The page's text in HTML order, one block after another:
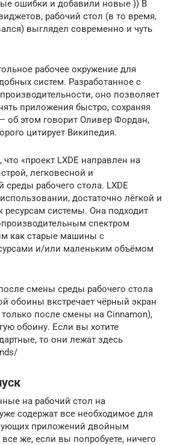
ошибки и добавили новые )) В
рабочий стол (в то время,
выглядел современно и чуть
рабочее окружение для
систем. Разработанное с
оно позволяет
приложения быстро, сохраняя
об этом говорит Оливер Фордан,
цитирует Википедия.
«проект LXDE направлен на
легковесной и
среды рабочего стола. LXDE
достаточно лёгкой и
ресурсам системы. Она подходит
спектром
как старые машины с
и/или маленьким объёмом
смены среды рабочего стола
обоины вкстречает чёрный экран
после смены на Cinnamon),
обоину. Если вы хотите
то они лежат здесь
на рабочий стол на
содержат все необходимое для
приложений двойным
же, если вы попробуете, ничего